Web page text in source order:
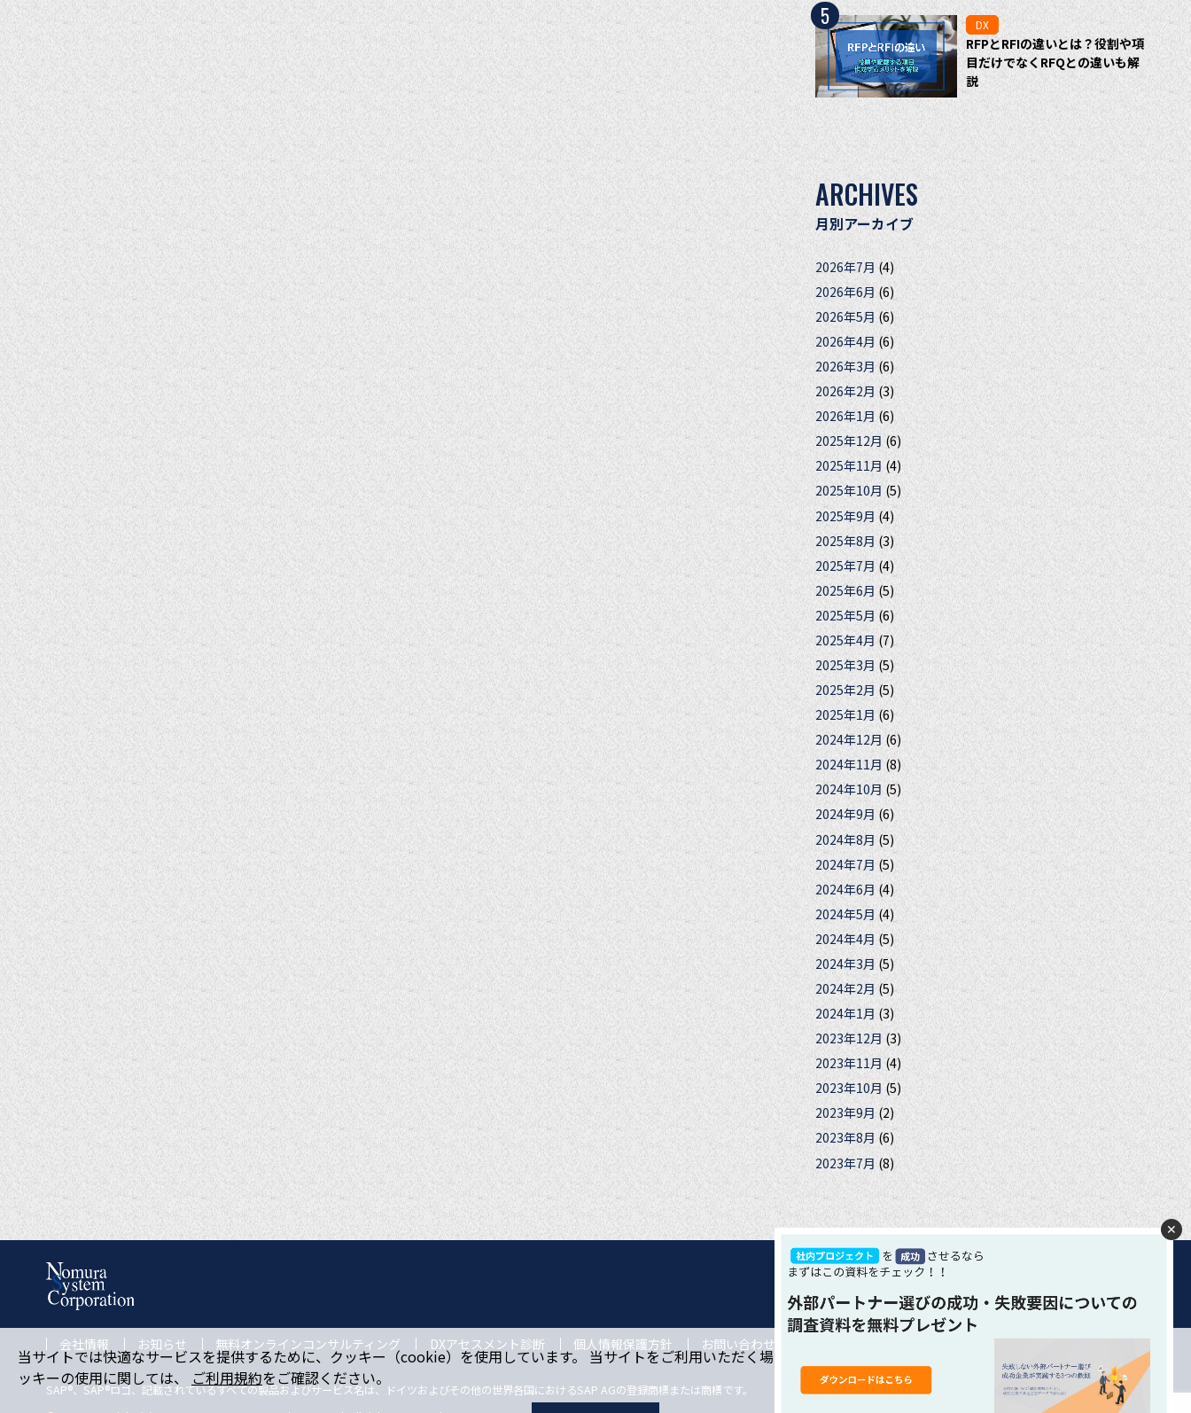
5 DX
RFPとRFIの違いとは？役割や項
目だけでなくRFQとの違いも解
説
ARCHIVES
月別アーカイブ
2026年7月 (4)
2026年6月(6)
2026年5月 (6)
2026年4月 (6)
2026年3月(6)
2026年2月 (3)
2026年1月 (6)
2025年12月(6)
2025年11月(4)
2025年10月 (5)
2025年9月 (4)
2025年8月 (3)
2025年7月(4)
2025年6月 (5)
2025年5月 (6)
2025年4月(7)
2025年3月 (5)
2025年2月 (5)
2025年1月(6)
2024年12月 (6)
2024年11月 (8)
2024年10月(5)
2024年9月 (6)
2024年8月(5)
2024年7月 (5)
2024年6月 (4)
2024年5月(4)
2024年4月 (5)
2024年3月 (5)
2024年2月(5)
2024年1月 (3)
2023年12月 (3)
2023年11月(4)
2023年10月(5)
2023年9月(2)
2023年8月 (6)
2023年7月 (8)
会社情報 お知らせ 無料オンラインコンサルティング DXアセスメント診断 個人情報保護方針 お問い合わせ
SAP®、SAP®ロゴ、記載されているすべての製品およびサービス名は、ドイツおよびその他の世界各国におけるSAP AGの登録商標または商標です。
✕
当サイトでは快適なサービスを提供するために、クッキー（cookie）を使用しています。 当サイトをご利用いただく場合は、クッキーの使用に同意いただいたものとみなします。 ク
ッキーの使用に関しては、 ご利用規約をご確認ください。